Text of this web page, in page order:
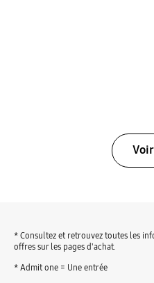
* Consultez et retrouvez toutes les
offres sur les pages d'achat.
* Admit one = Une entrée